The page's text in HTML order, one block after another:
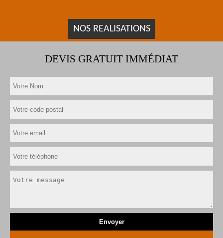
NOS REALISATIONS
DEVIS GRATUIT IMMÉDIAT